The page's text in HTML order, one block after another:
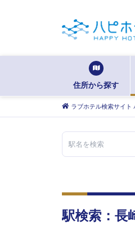
住所から探す
ラブホテル検索サイト
駅検索： 長